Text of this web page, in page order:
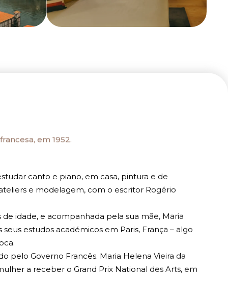
em 1952.
canto e piano, em casa, pintura e de
e modelagem, com o escritor Rogério
idade, e acompanhada pela sua mãe, Maria
estudos académicos em Paris, França – algo
pelo Governo Francês. Maria Helena Vieira da
a receber o Grand Prix National des Arts, em